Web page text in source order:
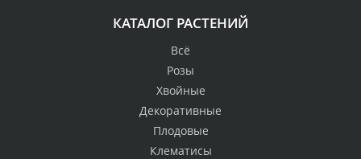
КАТАЛОГ РАСТЕНИЙ
Всё
Розы
Хвойные
Декоративные
Плодовые
Клематисы